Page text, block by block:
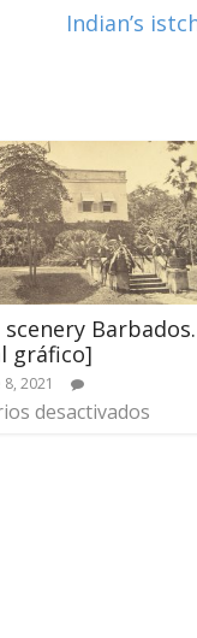
Indian’s
Barbados.
gráfico]
2021
desactivados